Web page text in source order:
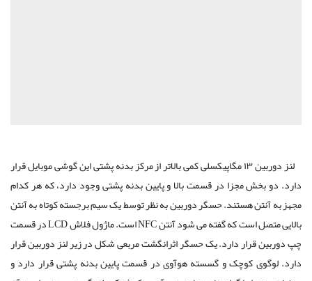
لنز دوربین ۱۳ مگاپیکسلی کمی بالاتر از مرکز بدنه پشتی این گوشی موبایل قرار
دارد. دو بخش مجزا در قسمت بالا و پایین بدنه پشتی وجود دارد، که هر کدام
مجهز به آنتن هستند. حسگر دوربین به نظر توسط یک سیم برجسته کوتاه به آنتن
بالایی متصل است که گفته می شود آنتن NFC است. ماژول فلاش LCD در قسمت
چپ دوربین قرار دارد. یک حسگر اثرانگشت مربعی شکل در زیر لنز دوربین قرار
دارد. لوگوی کوچک و گسسته هوآوی در قسمت پایین بدنه پشتی قرار دارد و